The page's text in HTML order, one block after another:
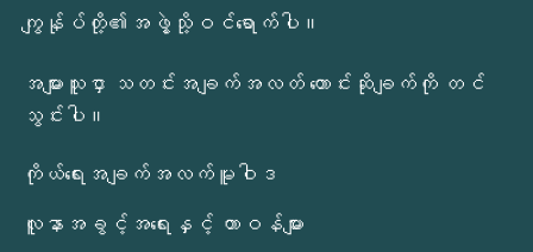
ကျွန်ုပ်တို့၏အဖွဲ့သို့ဝင်ရောက်ပါ။
အများသူငှာ သတင်းအချက်အလတ် တောင်းဆိုချက်ကို တင်
သွင်းပါ။
ကိုယ်ရေးအချက်အလက်မူဝါဒ
လူနာအခွင့်အရေးနှင့် တာဝန်များ